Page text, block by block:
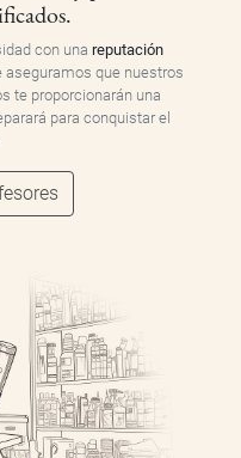
con una reputación
aseguramos que nuestros
te proporcionarán una
para conquistar el